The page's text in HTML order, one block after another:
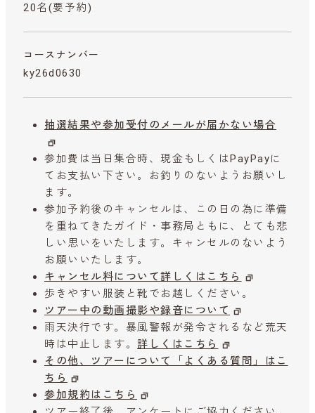
20名(要予約)
コースナンバー
ky26d0630
抽選結果や参加受付のメールが届かない場合
参加費は当日集合時、現金もしくはPayPayに
てお支払い下さい。お釣りのないようお願いし
ます。
参加予約後のキャンセルは、この日の為に準備
を重ねてきたガイド・事務局ともに、とても悲
しい思いをいたします。キャンセルのないよう
お願いいたします。
キャンセル料について詳しくはこちら
歩きやすい服装と靴でお越しください。
ツアー中の動画撮影や録音について
雨天決行です。暴風警報が発令されるなど荒天
時は中止します。 詳しくはこちら
その他、ツアーについて「よくある質問」はこ
ちら
参加規約はこちら